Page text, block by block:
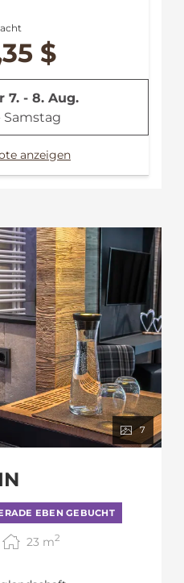
$
7. - 8. Aug.
Samstag
anzeigen
7
EBEN GEBUCHT
23 m2